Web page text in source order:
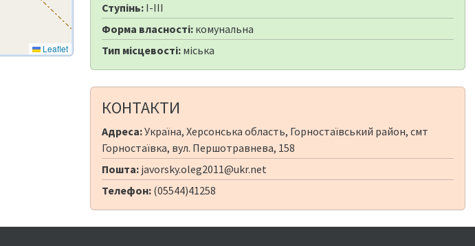
Leaflet
Ступінь: I-III
Форма власності: комунальна
Тип місцевості: міська
КОНТАКТИ
Адреса:Україна, Херсонська область, Горностаївський район, смт
Горностаївка, вул. Першотравнева, 158
Пошта: javorsky.oleg2011@ukr.net
Телефон: (05544)41258